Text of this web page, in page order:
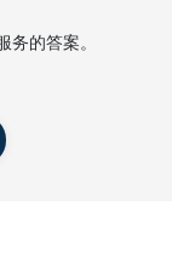
务的答案。